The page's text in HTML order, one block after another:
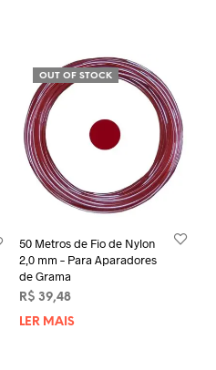
OUT OF STOCK
50 Metros de Fio de Nylon
2,0 mm – Para Aparadores
de Grama
R$ 39,48
LER MAIS